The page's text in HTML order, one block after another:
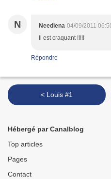
N Neediena 04/09/2011
Il est craquant !!!!!
Répondre
< Louis #1
Hébergé par Canalblog
Top articles
Pages
Contact